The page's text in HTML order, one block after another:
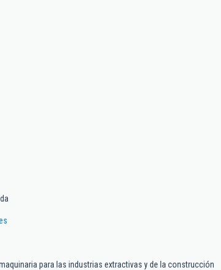
para las industrias extractivas y de la construcción